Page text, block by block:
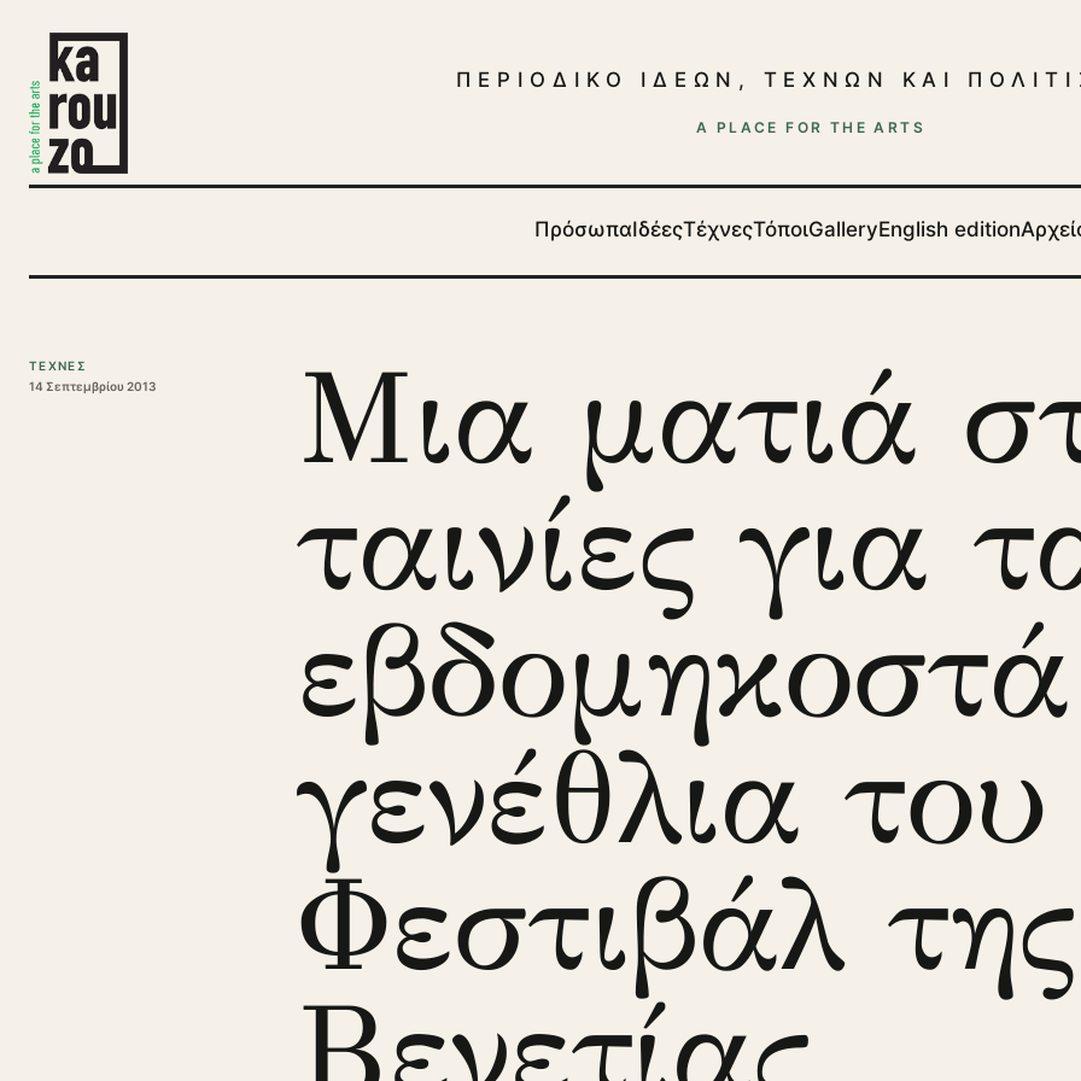
ΠΕΡΙΟΔΙΚΟ ΙΔΕΩΝ, ΤΕΧΝΩΝ ΚΑΙ
A PLACE FOR THE ARTS
ΠρόσωπαΙδέεςΤέχνεςΤόποιGalleryEnglish edition
ΤΕΧΝΕΣ
14 Σεπτεμβρίου 2013
Μια ματιά
ταινίες για
εβδομηκοστά
γενέθλια του
Φεστιβάλ της